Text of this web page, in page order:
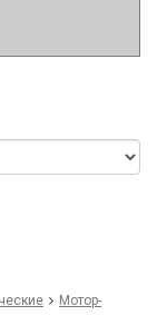
Мотор-